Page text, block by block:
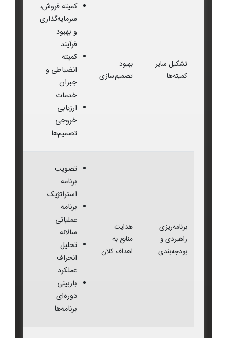
تشکیل سایر
کمیته‌ها
بهبود
تصمیم‌سازی
کمیته فروش،
سرمایه‌گذاری
و بهبود
فرآیند
کمیته
انضباطی و
جبران
خدمات
ارزیابی
خروجی
تصمیم‌ها
برنامه‌ریزی
راهبردی و
بودجه‌بندی
هدایت
منابع به
اهداف کلان
تصویب
برنامه
استراتژیک
برنامه
عملیاتی
سالانه
تحلیل
انحراف
عملکرد
بازبینی
دوره‌ای
برنامه‌ها